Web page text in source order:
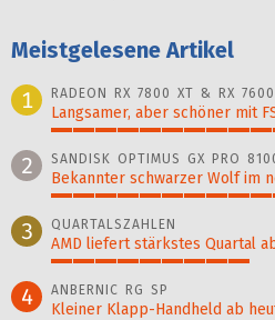
Meistgelesene Artikel
1
RADEON RX 7800 XT & RX 7600
Langsamer, aber schöner mit
100%
2 SANDISK OPTIMUS GX PRO
Bekannter schwarzer Wolf im
61%
3 QUARTALSZAHLEN
AMD liefert stärkstes Quartal
46%
4 ANBERNIC RG SP
Kleiner Klapp-Hand­held ab